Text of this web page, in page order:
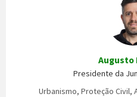
Augusto
Presidente da
Urbanismo, Proteção